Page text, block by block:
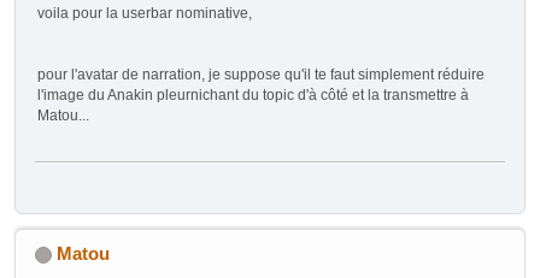
voila pour la userbar nominative,
pour l'avatar de narration, je suppose qu'il te faut simplement réduire
l'image du Anakin pleurnichant du topic d'à côté et la transmettre à
Matou...
Matou